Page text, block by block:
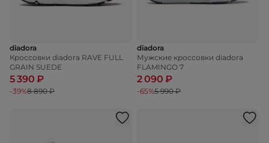
diadora
Кроссовки diadora RAVE FULL
GRAIN SUEDE
5 390 ₽
-39%8 890 ₽
diadora
Мужские кроссовки diadora
FLAMINGO 7
2 090 ₽
-65%5 990 ₽